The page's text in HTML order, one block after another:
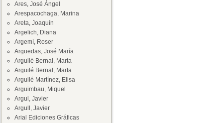
Ares, José Ángel
Arespacochaga, Marina
Areta, Joaquín
Argelich, Diana
Argemí, Roser
Arguedas, José María
Arguilé Bernal, Marta
Arguilé Bernal, Marta
Arguilé Martínez, Elisa
Arguimbau, Miquel
Argul, Javier
Argull, Javier
Arial Ediciones Gráficas